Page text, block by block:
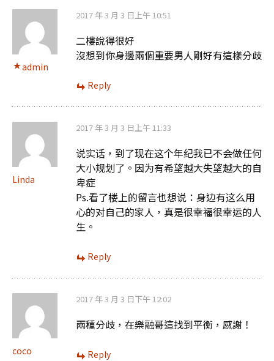
admin
2017 年 3 月 3 日上午 10:51
二樓說得很好
沒想到你身邊兩個重要男人剛好有這樣分歧
Reply
Linda
2017 年 3 月 3 日上午 11:33
说实话，到了现在这个年纪我已不会做任何
大小规划了。因为有希望越大失望越大的自
卑症
Ps.看了楼上的留言也想说：身边有这么用
心的对自己的家人，真是很幸福很幸运的人
生。
Reply
coco
2017 年 3 月 3 日下午 12:02
兩種分歧，在樂融哥這找到平衡，感謝！
Reply